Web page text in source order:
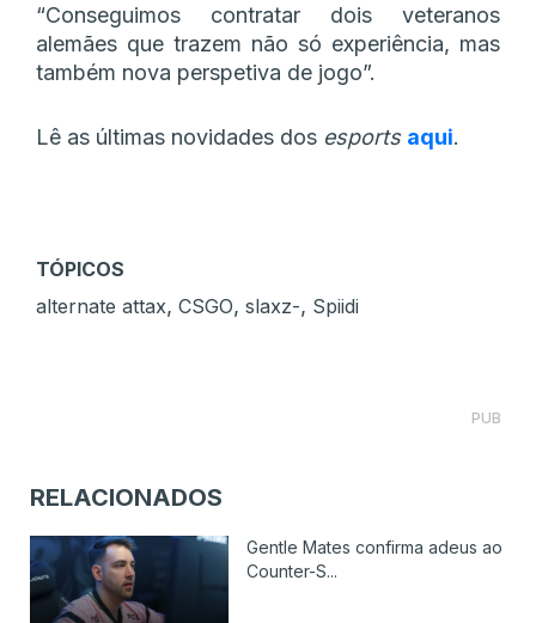
“Conseguimos contratar dois veteranos
alemães que trazem não só experiência, mas
também nova perspetiva de jogo”.
Lê as últimas novidades dos esports aqui.
TÓPICOS
alternate attax, CSGO, slaxz-, Spiidi
PUB
RELACIONADOS
Gentle Mates confirma adeus ao
Counter-S...